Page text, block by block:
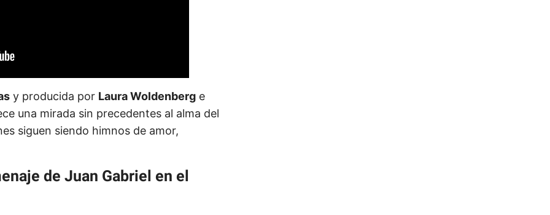
y producida por Laura Woldenberg e
una mirada sin precedentes al alma del
siguen siendo himnos de amor,
de Juan Gabriel en el